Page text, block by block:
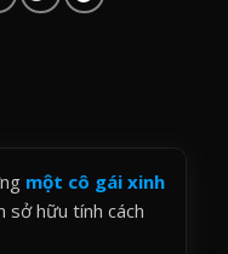
một cô gái xinh
sở hữu tính cách